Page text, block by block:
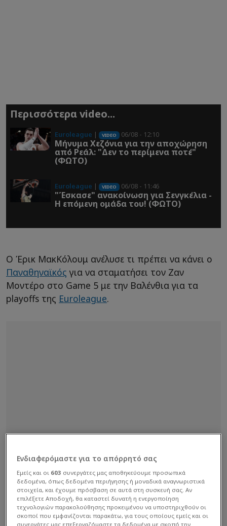
Περισσότερα video...
Euroleague | VIDEO 06/08 - 12:10
Μήνυμα Χεζόνια για την αποχώρηση
από Ρεάλ: "Δεν το περίμενα ποτέ"
(ΦΩΤΟ)
Euroleague | VIDEO 06/08 - 11:46
"Έσκασε" ανακοίνωση για Σενγκέλια -
Η επόμενη ομάδα του! (ΦΩΤΟ)
O Έρικ ΜακΚόλουμ ανέλυσε τι πρέπει να κάνει ο
Παναθηναϊκός για να σταματήσει τον Ζαν
Μοντέρο στο Game 5 με την Βαλένθια για τα
playoffs της Euroleague.
Ενδιαφερόμαστε για το απόρρητό σας
Εμείς και οι 603 συνεργάτες μας αποθηκεύουμε προσωπικά
δεδομένα, όπως δεδομένα περιήγησης ή μοναδικά αναγνωριστικά
στοιχεία, και έχουμε πρόσβαση σε αυτά στη συσκευή σας. Αν
επιλέξετε Αποδοχή, θα καταστεί δυνατή η ενεργοποίηση
τεχνολογιών παρακολούθησης προκειμένου να υποστηριχθούν οι
σκοποί που εμφανίζονται παρακάτω, για τους οποίους εμείς και οι
συνεργάτες μας επεξεργαζόμαστε τα δεδομένα με σκοπό την